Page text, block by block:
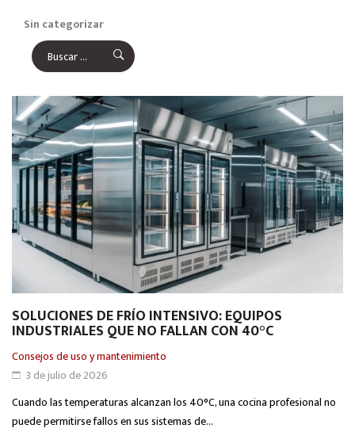
Sin categorizar
SOLUCIONES DE FRÍO INTENSIVO: EQUIPOS
INDUSTRIALES QUE NO FALLAN CON 40°C
Consejos de uso y mantenimiento
3 de julio de 2026
Cuando las temperaturas alcanzan los 40°C, una cocina profesional no
puede permitirse fallos en sus sistemas de...